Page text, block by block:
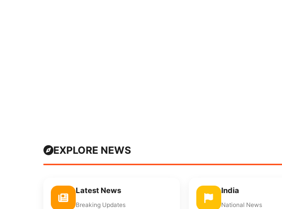
EXPLORE NEWS
Latest News
Breaking Updates
India
National News